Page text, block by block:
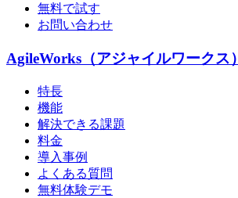
無料で試す
お問い合わせ
AgileWorks（アジャイルワークス）
特長
機能
解決できる課題
料金
導入事例
よくある質問
無料体験デモ